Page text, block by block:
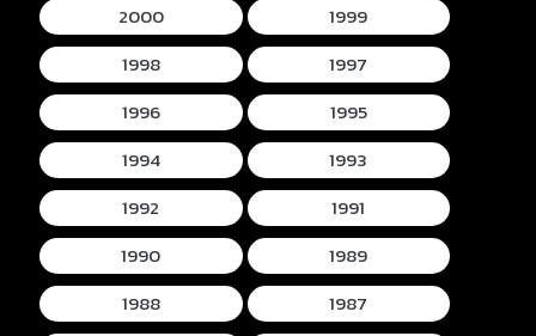
2000
1999
1998
1997
1996
1995
1994
1993
1992
1991
1990
1989
1988
1987